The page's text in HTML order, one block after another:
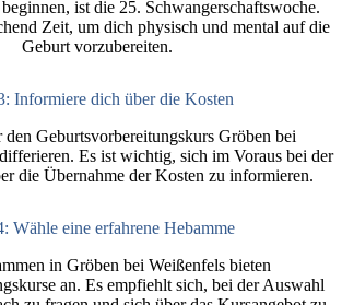
ist die 25. Schwangerschaftswoche.
Zeit, um dich physisch und mental auf die
Geburt vorzubereiten.
Informiere dich über die Kosten
Geburtsvorbereitungskurs Gröben bei
Es ist wichtig, sich im Voraus bei der
die Übernahme der Kosten zu informieren.
Wähle eine erfahrene Hebamme
in Gröben bei Weißenfels bieten
an. Es empfiehlt sich, bei der Auswahl